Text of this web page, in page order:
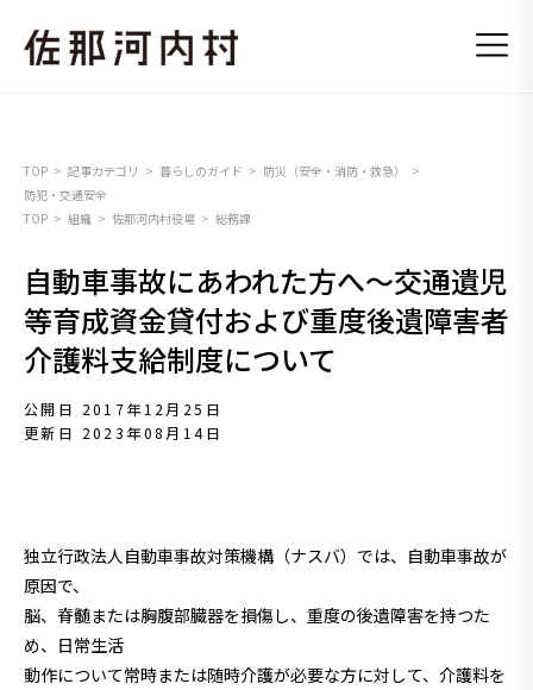
TOP 記事カテゴリ 暮らしのガイド
防災（安全・消防・救急）
防犯・交通安全
TOP
組織 佐那河内村役場 総務課
自動車事故にあわれた方へ～交通遺児
等育成資金貸付および重度後遺障害者
介護料支給制度について
公開日 2017年12月25日
更新日 2023年08月14日
独立行政法人自動車事故対策機構（ナスバ）では、自動車事故が
原因で、
脳、脊髄または胸腹部臓器を損傷し、重度の後遺障害を持つた
め、日常生活
動作について常時または随時介護が必要な方に対して、介護料を